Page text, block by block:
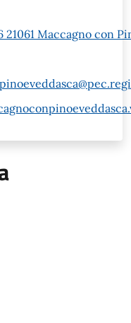
Maccagno con